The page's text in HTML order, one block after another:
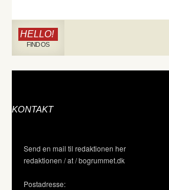
HELLO!
FIND OS
KONTAKT
Send en mail til redaktionen her
redaktionen / at / bogrummet.dk
Postadresse: